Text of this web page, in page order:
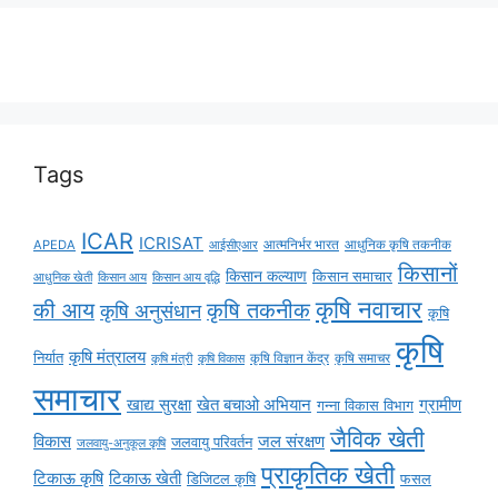
Tags
APEDA ICAR ICRISAT आईसीएआर आत्मनिर्भर भारत आधुनिक कृषि तकनीक
आधुनिक खेती किसान आय किसान आय वृद्धि किसान कल्याण किसान समाचार किसानों
की आय कृषि अनुसंधान कृषि तकनीक कृषि नवाचार कृषि
निर्यात कृषि मंत्रालय कृषि मंत्री कृषि विकास कृषि विज्ञान केंद्र कृषि समाचर कृषि
समाचार खाद्य सुरक्षा खेत बचाओ अभियान गन्ना विकास विभाग ग्रामीण
विकास जलवायु-अनुकूल कृषि जलवायु परिवर्तन जल संरक्षण जैविक खेती
टिकाऊ कृषि टिकाऊ खेती डिजिटल कृषि प्राकृतिक खेती फसल